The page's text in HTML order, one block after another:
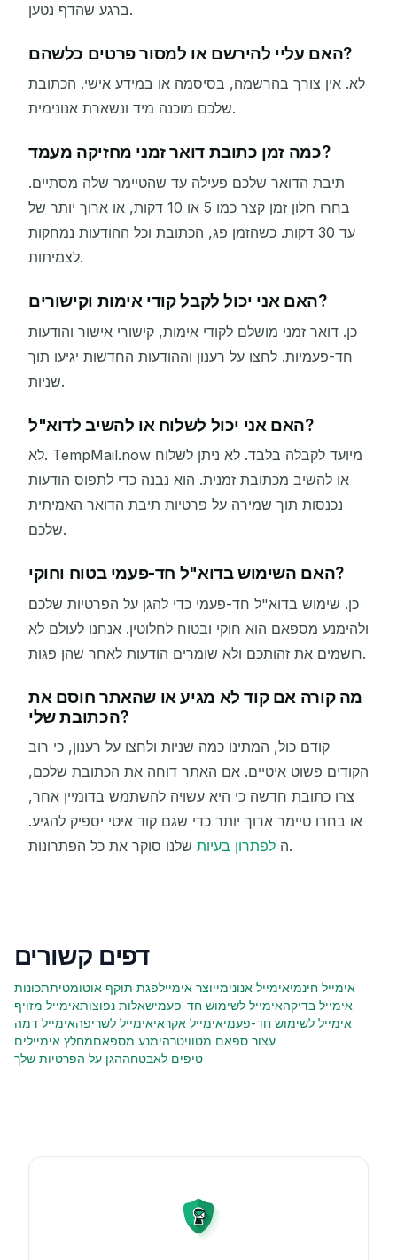
ברגע שהדף נטען.
האם עליי להירשם או למסור פרטים כלשהם?
לא. אין צורך בהרשמה, בסיסמה או במידע אישי. הכתובת
שלכם מוכנה מיד ונשארת אנונימית.
כמה זמן כתובת דואר זמני מחזיקה מעמד?
תיבת הדואר שלכם פעילה עד שהטיימר שלה מסתיים.
בחרו חלון זמן קצר כמו 5 או 10 דקות, או ארוך יותר של
עד 30 דקות. כשהזמן פג, הכתובת וכל ההודעות נמחקות
לצמיתות.
האם אני יכול לקבל קודי אימות וקישורים?
כן. דואר זמני מושלם לקודי אימות, קישורי אישור והודעות
חד-פעמיות. לחצו על רענון וההודעות החדשות יגיעו תוך
שניות.
האם אני יכול לשלוח או להשיב לדוא"ל?
לא. TempMail.now מיועד לקבלה בלבד. לא ניתן לשלוח
או להשיב מכתובת זמנית. הוא נבנה כדי לתפוס הודעות
נכנסות תוך שמירה על פרטיות תיבת הדואר האמיתית
שלכם.
האם השימוש בדוא"ל חד-פעמי בטוח וחוקי?
כן. שימוש בדוא"ל חד-פעמי כדי להגן על הפרטיות שלכם
ולהימנע מספאם הוא חוקי ובטוח לחלוטין. אנחנו לעולם לא
רושמים את זהותכם ולא שומרים הודעות לאחר שהן פגות.
מה קורה אם קוד לא מגיע או שהאתר חוסם את
הכתובת שלי?
קודם כול, המתינו כמה שניות ולחצו על רענון, כי רוב
הקודים פשוט איטיים. אם האתר דוחה את הכתובת שלכם,
צרו כתובת חדשה כי היא עשויה להשתמש בדומיין אחר,
או בחרו טיימר ארוך יותר כדי שגם קוד איטי יספיק להגיע.
ה לפתרון בעיות שלנו סוקר את כל הפתרונות.
דפים קשורים
תכונותפגת תוקף אוטומטיתיוצר אימיילאימייל אנונימיאימייל חינמי
אימייל מזויףשאלות נפוצותאימייל לשימוש חד-פעמיאימייל בדיקה
אימייל דמהאימייל לשריפהאימייל אקראיאימייל לשימוש חד-פעמי
מחלץ אימייליםהימנע מספאםעצור ספאם מטוויטר
הגן על הפרטיות שלךטיפים לאבטחה